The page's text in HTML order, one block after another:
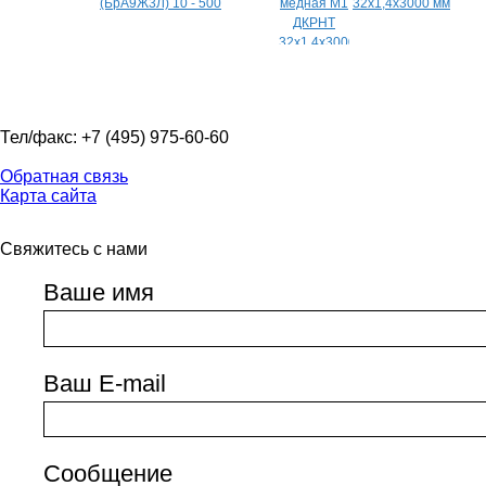
(БрА9Ж3Л) 10 - 500
32х1,4х3000 мм
Тел/факс: +7 (495) 975-60-60
Обратная связь
Карта сайта
Свяжитесь с нами
Ваше имя
Ваш E-mail
Сообщение